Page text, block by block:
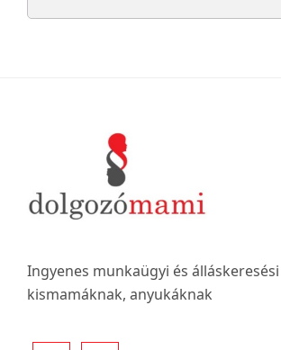
Ingyenes munkaügyi és
kismamáknak, anyukáknak